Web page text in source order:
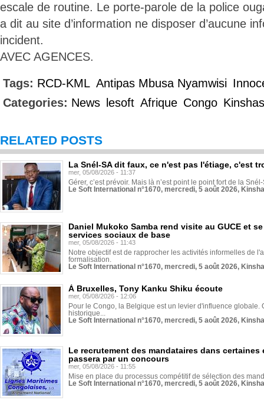
escale de routine. Le porte-parole de la police
a dit au site d’information ne disposer d’aucune
incident.
AVEC AGENCES.
Tags: RCD-KML Antipas Mbusa Nyamwisi
Categories: News lesoft Afrique Congo
RELATED POSTS
La Snél-SA dit faux, ce n'est pas l'étiage, c'est
mer, 05/08/2026 - 11:37
Gérer, c’est prévoir. Mais là n’est point le point fort de la
Le Soft International n°1670, mercredi, 5 août 2026,
Daniel Mukoko Samba rend visite au GUCE et
services sociaux de base
mer, 05/08/2026 - 11:43
Notre objectif est de rapprocher les activités informelles de
formalisation.
Le Soft International n°1670, mercredi, 5 août 2026,
À Bruxelles, Tony Kanku Shiku écoute
mer, 05/08/2026 - 12:06
Pour le Congo, la Belgique est un levier d'influence globale.
historique...
Le Soft International n°1670, mercredi, 5 août 2026,
Le recrutement des mandataires dans
passera par un concours
mer, 05/08/2026 - 11:55
Mise en place du processus compétitif de sélection des
Le Soft International n°1670, mercredi, 5 août 2026,